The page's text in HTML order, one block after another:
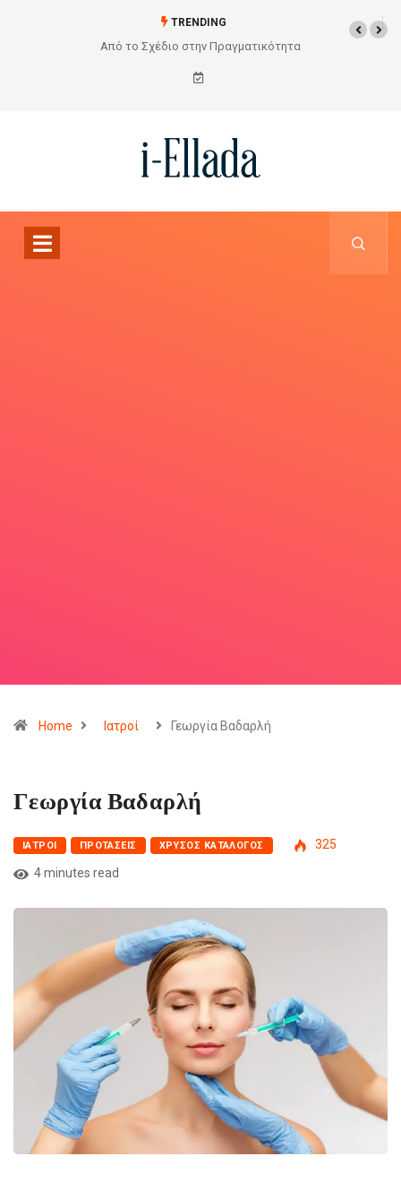
TRENDING
Ασφάλεια πάνω από όλα: Η Δέσμευση της ΧΟΛΕΒΑΣ
ΚΑΤΑΣΚΕΥΑΣΤΙΚΗ
Home Ιατροί Γεωργία Βαδαρλή
Γεωργία Βαδαρλή
ΙΑΤΡΟΊ ΠΡΟΤΆΣΕΙΣ ΧΡΥΣΌΣ ΚΑΤΆΛΟΓΟΣ
325
4 minutes read